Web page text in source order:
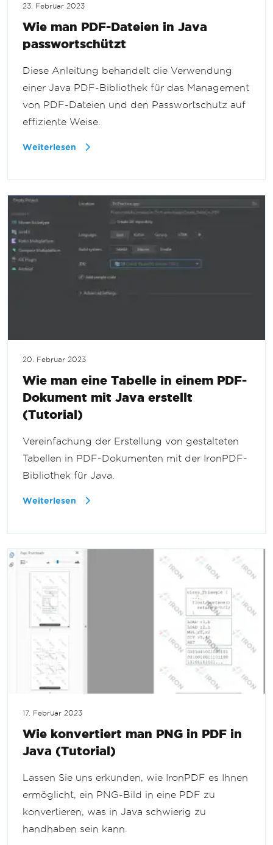
23. Februar 2023
Wie man PDF-Dateien in Java
passwortschützt
Diese Anleitung behandelt die Verwendung
einer Java PDF-Bibliothek für das Management
von PDF-Dateien und den Passwortschutz auf
effiziente Weise.
Weiterlesen
20. Februar 2023
Wie man eine Tabelle in einem PDF-
Dokument mit Java erstellt
(Tutorial)
Vereinfachung der Erstellung von gestalteten
Tabellen in PDF-Dokumenten mit der IronPDF-
Bibliothek für Java.
Weiterlesen
17. Februar 2023
Wie konvertiert man PNG in PDF in
Java (Tutorial)
Lassen Sie uns erkunden, wie IronPDF es Ihnen
ermöglicht, ein PNG-Bild in eine PDF zu
konvertieren, was in Java schwierig zu
handhaben sein kann.